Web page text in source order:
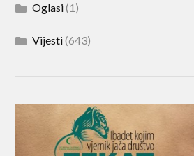
Oglasi(1)
Vijesti(643)